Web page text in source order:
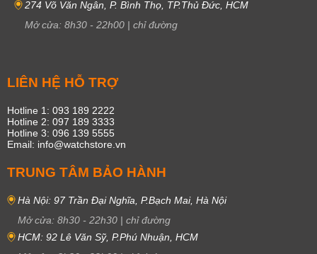
274 Võ Văn Ngân, P. Bình Thọ, TP.Thủ Đức, HCM
Mở cửa: 8h30 - 22h00 | chỉ đường
LIÊN HỆ HỖ TRỢ
Hotline 1: 093 189 2222
Hotline 2: 097 189 3333
Hotline 3: 096 139 5555
Email: info@watchstore.vn
TRUNG TÂM BẢO HÀNH
Hà Nội: 97 Trần Đại Nghĩa, P.Bạch Mai, Hà Nội
Mở cửa: 8h30 - 22h30 | chỉ đường
HCM: 92 Lê Văn Sỹ, P.Phú Nhuận, HCM